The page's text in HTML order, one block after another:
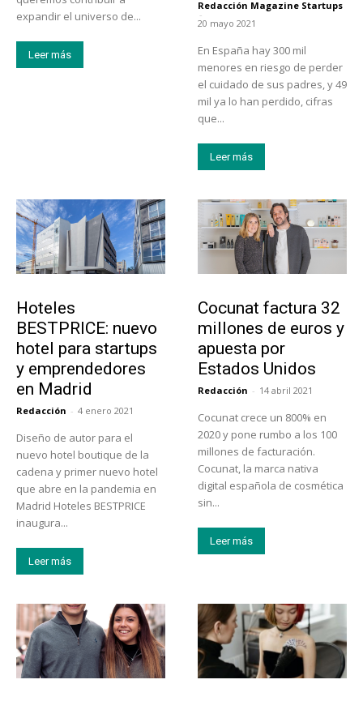
expandir el universo de...
Leer más
Redacción Magazine Startups
-
20 mayo 2021
En España hay 300 mil
menores en riesgo de perder
el cuidado de sus padres, y 49
mil ya lo han perdido, cifras
que...
Leer más
Hoteles
BESTPRICE: nuevo
hotel para startups
y emprendedores
en Madrid
Redacción - 4 enero 2021
Diseño de autor para el
nuevo hotel boutique de la
cadena y primer nuevo hotel
que abre en la pandemia en
Madrid Hoteles BESTPRICE
inaugura...
Leer más
Cocunat factura 32
millones de euros y
apuesta por
Estados Unidos
Redacción - 14 abril 2021
Cocunat crece un 800% en
2020 y pone rumbo a los 100
millones de facturación.
Cocunat, la marca nativa
digital española de cosmética
sin...
Leer más